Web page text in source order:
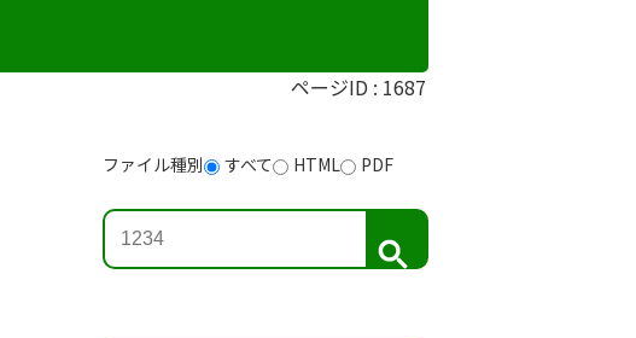
ページID : 1687
ファイル種別 すべて HTML PDF
検
索